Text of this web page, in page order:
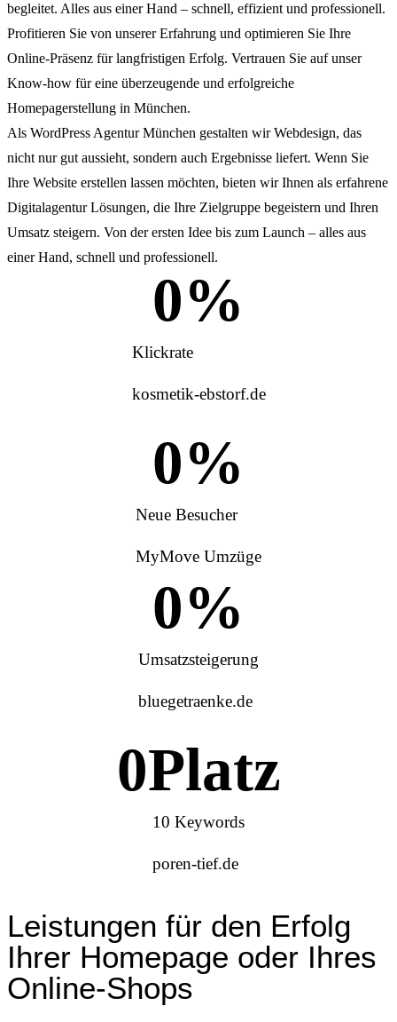
begleitet. Alles aus einer Hand – schnell, effizient und professionell.
Profitieren Sie von unserer Erfahrung und optimieren Sie Ihre
Online-Präsenz für langfristigen Erfolg. Vertrauen Sie auf unser
Know-how für eine überzeugende und erfolgreiche
Homepagerstellung in München.
Als WordPress Agentur München gestalten wir Webdesign, das
nicht nur gut aussieht, sondern auch Ergebnisse liefert. Wenn Sie
Ihre Website erstellen lassen möchten, bieten wir Ihnen als erfahrene
Digitalagentur Lösungen, die Ihre Zielgruppe begeistern und Ihren
Umsatz steigern. Von der ersten Idee bis zum Launch – alles aus
einer Hand, schnell und professionell.
Klickrate
kosmetik-ebstorf.de
0%
Neue Besucher
MyMove Umzüge
0%
Umsatzsteigerung
bluegetraenke.de
0%
10 Keywords
poren-tief.de
0Platz
Leistungen für den Erfolg
Ihrer Homepage oder Ihres
Online-Shops